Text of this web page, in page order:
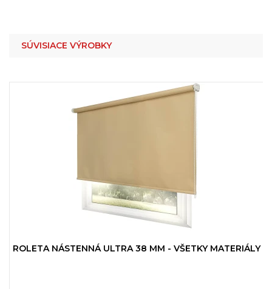
SÚVISIACE VÝROBKY
ROLETA NÁSTENNÁ ULTRA 38 MM - VŠETKY MATERIÁLY